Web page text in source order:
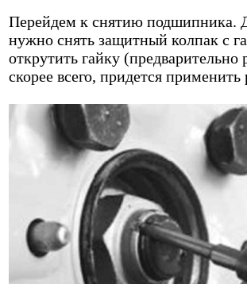
Перейдем к снятию подшипника.
нужно снять защитный колпак с
открутить гайку (предварительно
скорее всего, придется применить